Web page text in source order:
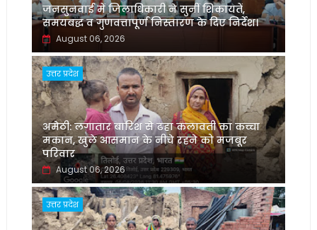
जनसुनवाई में जिलाधिकारी ने सुनीं शिकायतें,
समयबद्ध व गुणवत्तापूर्ण निस्तारण के दिए निर्देश।
August 06, 2026
उत्तर प्रदेश
अमेठी: लगातार बारिश से ढहा कलावती का कच्चा
मकान, खुले आसमान के नीचे रहने को मजबूर
परिवार
August 06, 2026
उत्तर प्रदेश